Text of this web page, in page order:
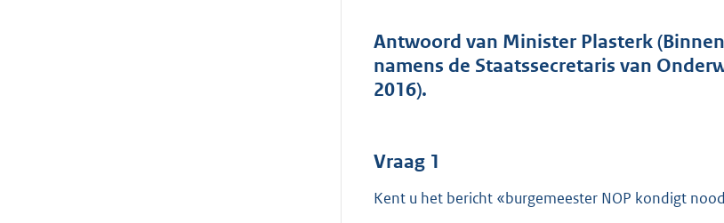
Antwoord van Minister Plasterk
namens de Staatssecretaris van
2016).
Vraag 1
Kent u het bericht «burgemeester NOP kondigt